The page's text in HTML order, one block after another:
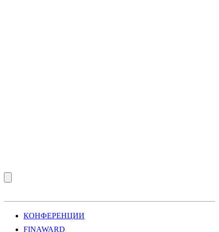
КОНФЕРЕНЦИИ
FINAWARD